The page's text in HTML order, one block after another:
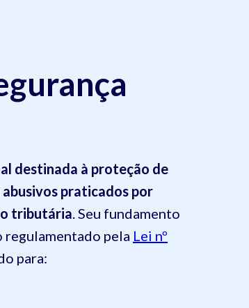
destinada à proteção de
praticados por
tributária. Seu fundamento
regulamentado pela Lei nº
para: